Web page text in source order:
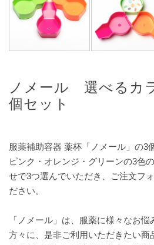
ノメール 選べるカ
個セット
服薬補助容器 薬杯「ノメール」の3
ピンク・オレンジ・グリーンの3色
せで3つ選んでいただき、ご注文フ
ださい。
「ノメール」は、服薬に様々なお
方々に、是非ご利用いただきたい商